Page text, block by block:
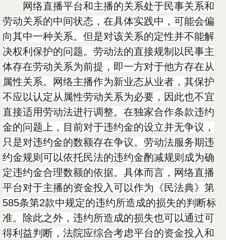
网络直播平台和主播的关系处于民事关系和
劳动关系的中间状态，在具体实践中，可能会偏
向其中一种关系。但是对该关系的定性并不能解
决权利保护的问题。劳动法的直接规制以民事主
体存在劳动关系为前提，即一方对于他方存在从
属性关系。网络主播作为新业态从业者，其保护
不应以认定从属性劳动关系为必要，因此也不宜
直接适用劳动法进行调整。在独家合作条款违约
金的问题上，目前对于违约金的设立并无争议，
只是对违约金的数额存在争议。劳动法服务期违
约金规则可以依托民法的违约金酌减规则成为确
定违约金合理数额的依据。具体而言，网络直播
平台对于主播的资金投入可以作为《民法典》第
585条第2款中规定的违约所造成的损失的判断标
准。除此之外，违约所造成的损失也可以通过可
得利益判断，法院应综合考虑平台的资金投入和